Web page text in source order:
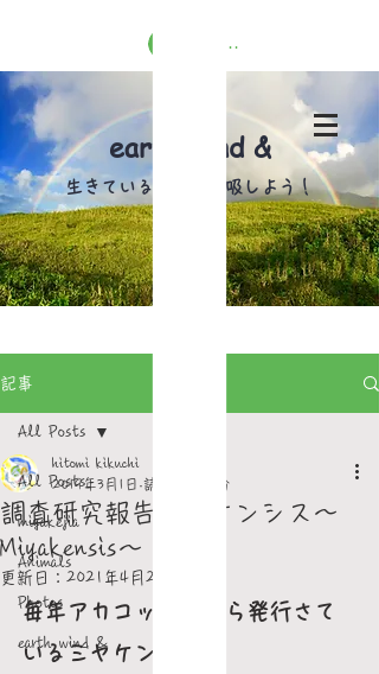
ログイン
earth wind &
​生きている島で深呼吸しよう！
記事
All Posts
miyakejia
Animals
Photos
earth wind &
All Posts
調査研究報告ミヤケンシス～
Miyakensis～
hitomi kikuchi
2019年3月1日 読了時間: 1分
更新日： 2021年4月28日
毎年アカコッコ館から発行さて
いるミヤケンシス